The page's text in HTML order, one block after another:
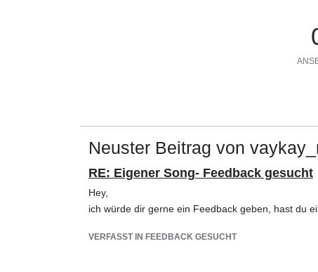
Neuster Beitrag von
RE: Eigener Song- Feedback gesucht
Hey,
ich würde dir gerne ein Feedback geben, hast du
VERFASST IN FEEDBACK GESUCHT